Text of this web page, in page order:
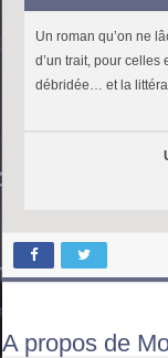
Un roman qu’on ne
d’un trait, pour celles
débridée… et la
A propos de